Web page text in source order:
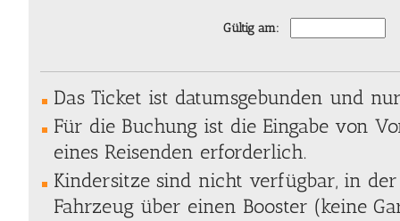
Gültig am:
Das Ticket ist datumsgebunden und
Für die Buchung ist die Eingabe von
eines Reisenden erforderlich.
Kindersitze sind nicht verfügbar, in
Fahrzeug über einen Booster (keine